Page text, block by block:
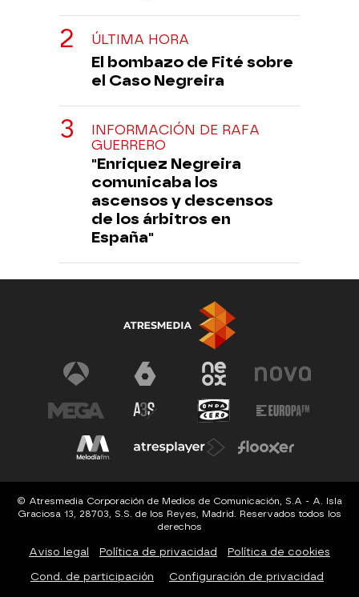
ÚLTIMA HORA
El bombazo de Fité sobre
el Caso Negreira
INFORMACIÓN DE RAFA
GUERRERO
"Enriquez Negreira
comunicaba los
ascensos y descensos
de los árbitros en
España"
© Atresmedia Corporación de Medios de Comunicación, S.A - A. Isla
Graciosa 13, 28703, S.S. de los Reyes, Madrid. Reservados todos los
derechos
Aviso legal Política de privacidad Política de cookies
Cond. de participación Configuración de privacidad